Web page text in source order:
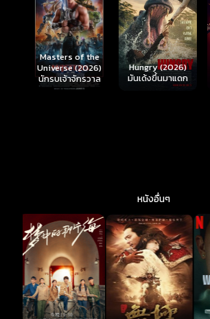
Masters of the
Universe (2026)
นักรบเจ้าจักรวาล
Hungry (2026)
มันเด้งขึ้นมาแดก
หนังอื่นๆ